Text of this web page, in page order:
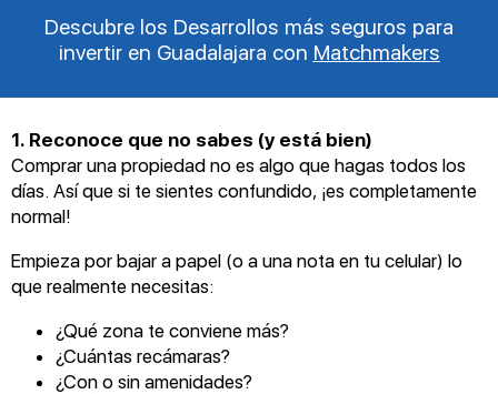
Descubre los Desarrollos más seguros para
invertir en Guadalajara con Matchmakers
1. Reconoce que no sabes (y está bien)
Comprar una propiedad no es algo que hagas todos los
días. Así que si te sientes confundido, ¡es completamente
normal!
Empieza por bajar a papel (o a una nota en tu celular) lo
que realmente necesitas:
¿Qué zona te conviene más?
¿Cuántas recámaras?
¿Con o sin amenidades?